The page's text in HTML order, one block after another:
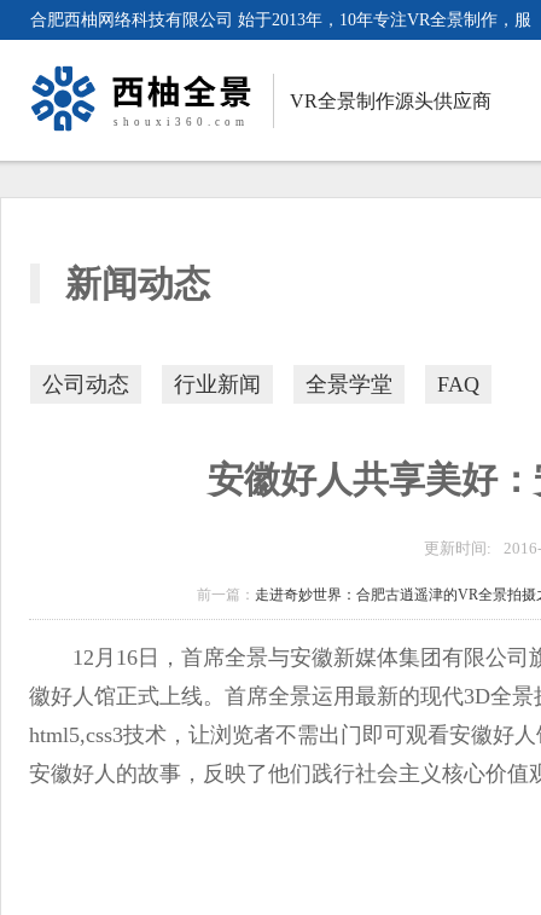
合肥西柚网络科技有限公司 始于2013年，10年专注VR全景制作，服
VR全景制作源头供应商
新闻动态
公司动态 行业新闻 全景学堂 FAQ
安徽好人共享美好
更新时间:
前一篇： 走进奇妙世界：合肥古逍遥津的VR全景拍摄
12月16日，首席全景与安徽新媒体集团有限公
徽好人馆正式上线。首席全景运用最新的现代3D全
html5,css3技术，让浏览者不需出门即可观看安徽好
安徽好人的故事，反映了他们践行社会主义核心价值